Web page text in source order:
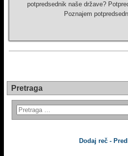
potpredsednik naše države?
Poznajem
Pretraga
Dodaj reč -